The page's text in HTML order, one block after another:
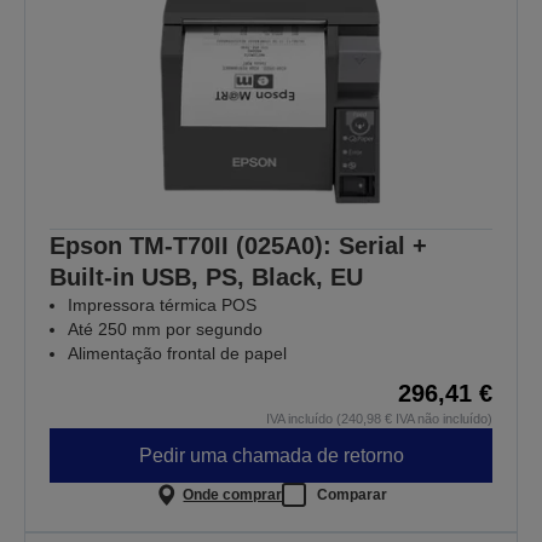
Epson TM-T70II (025A0): Serial +
Built-in USB, PS, Black, EU
Impressora térmica POS
Até 250 mm por segundo
Alimentação frontal de papel
296,41 €
IVA incluído (240,98 € IVA não incluído)
Pedir uma chamada de retorno
Onde comprar Comparar